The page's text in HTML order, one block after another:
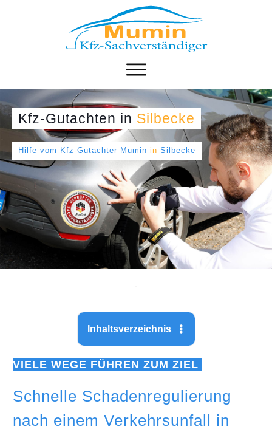
Kfz-Gutachten in Silbecke
Hilfe vom Kfz-Gutachter Mumin in Silbecke
Inhaltsverzeichnis
VIELE WEGE FÜHREN ZUM ZIEL
Schnelle Schadenregulierung
nach einem Verkehrsunfall in